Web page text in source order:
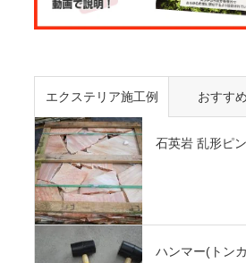
エクステリア施工例 おすす
石英岩 乱形ピ
ハンマー(トン